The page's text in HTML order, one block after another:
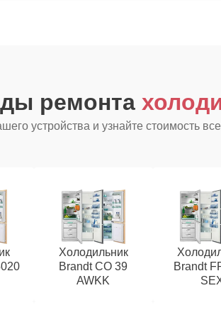
ремонта
устройства и узнайте стоимость
Холодильник
Brandt CO 39
AWKK
Brandt